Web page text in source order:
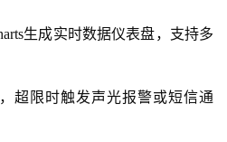
生成实时数据仪表盘，支持多
超限时触发声光报警或短信通